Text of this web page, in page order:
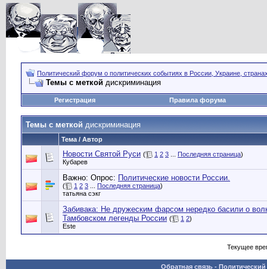
Политический форум о политических событиях в России, Украине,
Темы с меткой дискриминация
Регистрация Правила форума
Темы с меткой дискриминация
Тема / Автор
Новости Святой Руси ( 1 2 3 Последняя страница)
Кубарев
Важно: Опрос: Политические новости России.
( 1 2 3 Последняя страница)
татьяна сэкг
Забивака: Не дружеским фарсом нередко басили о
Тамбовском легенды России ( 1 2)
Este
Текущее
Обратная связь -